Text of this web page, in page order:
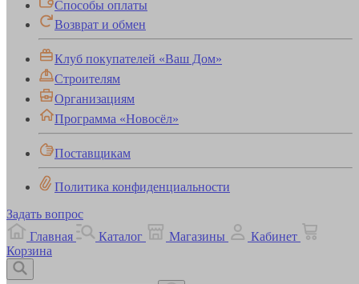
Способы оплаты
Возврат и обмен
Клуб покупателей «Ваш Дом»
Строителям
Организациям
Программа «Новосёл»
Поставщикам
Политика конфиденциальности
Задать вопрос
Главная
Каталог Магазины
Кабинет
Корзина